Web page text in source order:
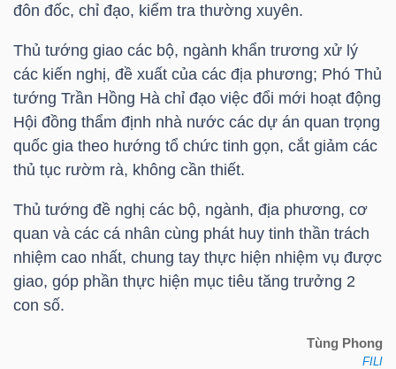
đôn đốc, chỉ đạo, kiểm tra thường xuyên.
Thủ tướng giao các bộ, ngành khẩn trương xử lý
các kiến nghị, đề xuất của các địa phương; Phó Thủ
tướng Trần Hồng Hà chỉ đạo việc đổi mới hoạt động
Hội đồng thẩm định nhà nước các dự án quan trọng
quốc gia theo hướng tổ chức tinh gọn, cắt giảm các
thủ tục rườm rà, không cần thiết.
Thủ tướng đề nghị các bộ, ngành, địa phương, cơ
quan và các cá nhân cùng phát huy tinh thần trách
nhiệm cao nhất, chung tay thực hiện nhiệm vụ được
giao, góp phần thực hiện mục tiêu tăng trưởng 2
con số.
Tùng Phong
FILI
CÔNG
CỤ
ĐẦU
TƯ
TRUY
XUẤT
LIỆU
Ngành